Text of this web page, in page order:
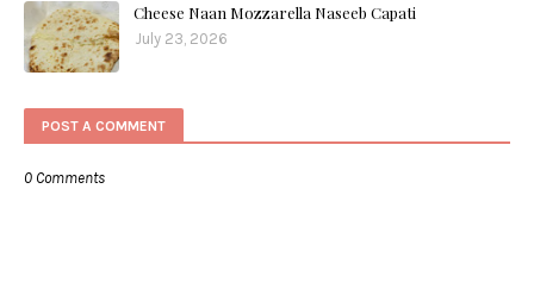
Cheese Naan Mozzarella Naseeb Capati
July 23, 2026
POST A COMMENT
0 Comments